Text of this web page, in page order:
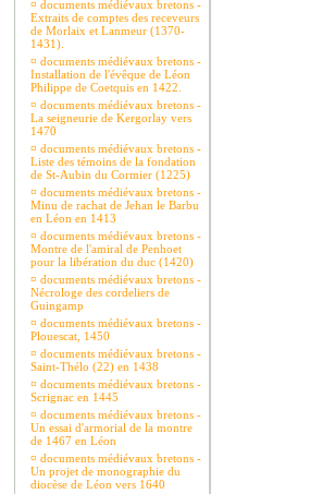
¤ documents médiévaux bretons -
Extraits de comptes des receveurs
de Morlaix et Lanmeur (1370-
1431).
¤ documents médiévaux bretons -
Installation de l'évêque de Léon
Philippe de Coetquis en 1422.
¤ documents médiévaux bretons -
La seigneurie de Kergorlay vers
1470
¤ documents médiévaux bretons -
Liste des témoins de la fondation
de St-Aubin du Cormier (1225)
¤ documents médiévaux bretons -
Minu de rachat de Jehan le Barbu
en Léon en 1413
¤ documents médiévaux bretons -
Montre de l'amiral de Penhoet
pour la libération du duc (1420)
¤ documents médiévaux bretons -
Nécrologe des cordeliers de
Guingamp
¤ documents médiévaux bretons -
Plouescat, 1450
¤ documents médiévaux bretons -
Saint-Thélo (22) en 1438
¤ documents médiévaux bretons -
Scrignac en 1445
¤ documents médiévaux bretons -
Un essai d'armorial de la montre
de 1467 en Léon
¤ documents médiévaux bretons -
Un projet de monographie du
diocèse de Léon vers 1640